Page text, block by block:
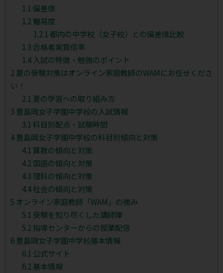
1.1 偏差値
1.2 難易度
1.2.1 都内の中学校（女子校）との偏差値比較
1.3 合格者実質倍率
1.4入試の特徴・勉強のポイント
2 夏の受験対策はオンライン家庭教師のWAMにお任せくださ
い！
2.1 夏の学習への取り組み方
3 豊島岡女子学園中学校の入試情報
3.1 科目別配点・試験時間
4豊島岡女子学園中学校の科目別傾向と対策
4.1 算数の傾向と対策
4.2 国語の傾向と対策
4.3 理科の傾向と対策
4.4社会の傾向と対策
5 オンライン家庭教師「WAM」の強み
5.1 受験を知り尽くした講師陣
5.2 指導センターからの授業配信
6 豊島岡女子学園中学校基本情報
6.1 公式サイト
6.2 基本情報